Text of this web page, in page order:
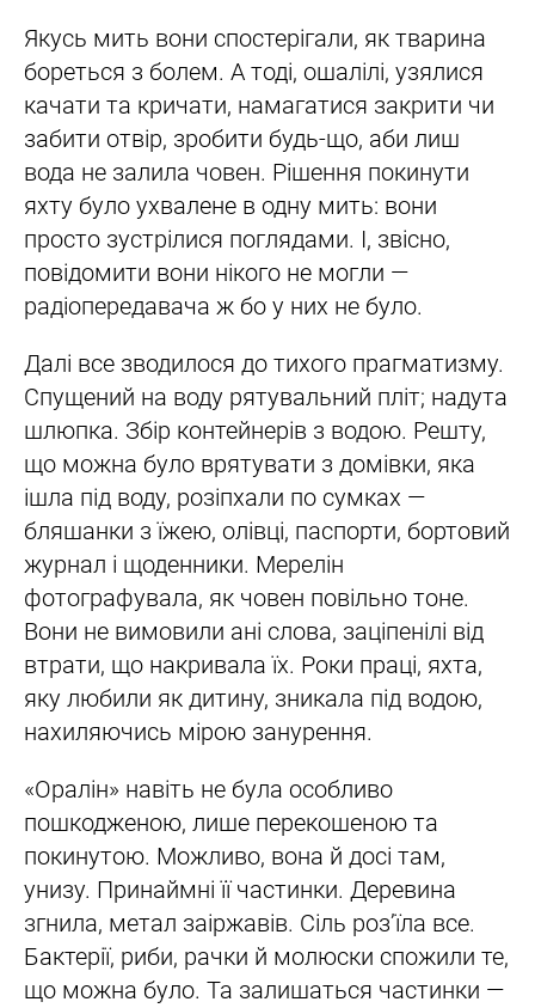
Якусь мить вони спостерігали, як тварина
бореться з болем. А тоді, ошалілі, узялися
качати та кричати, намагатися закрити чи
забити отвір, зробити будь-що, аби лиш
вода не залила човен. Рішення покинути
яхту було ухвалене в одну мить: вони
просто зустрілися поглядами. І, звісно,
повідомити вони нікого не могли —
радіопередавача ж бо у них не було.
Далі все зводилося до тихого прагматизму.
Спущений на воду рятувальний пліт; надута
шлюпка. Збір контейнерів з водою. Решту,
що можна було врятувати з домівки, яка
ішла під воду, розіпхали по сумках —
бляшанки з їжею, олівці, паспорти, бортовий
журнал і щоденники. Мерелін
фотографувала, як човен повільно тоне.
Вони не вимовили ані слова, заціпенілі від
втрати, що накривала їх. Роки праці, яхта,
яку любили як дитину, зникала під водою,
нахиляючись мірою занурення.
«Оралін» навіть не була особливо
пошкодженою, лише перекошеною та
покинутою. Можливо, вона й досі там,
унизу. Принаймні її частинки. Деревина
згнила, метал заіржавів. Сіль роз’їла все.
Бактерії, риби, рачки й молюски спожили те,
що можна було. Та залишаться частинки —